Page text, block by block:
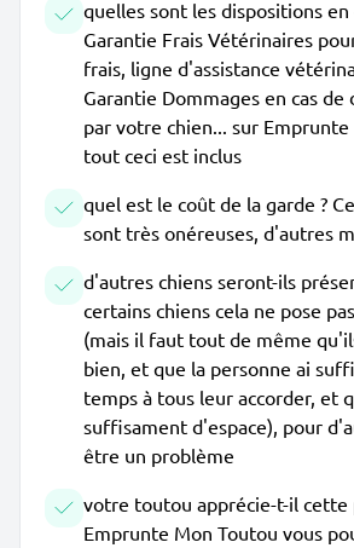
quelles sont les dispositions en
Garantie Frais Vétérinaires
frais, ligne d'assistance
Garantie Dommages en cas de
par votre chien... sur
tout ceci est inclus
quel est le coût de la garde ?
sont très onéreuses, d'autres
d'autres chiens seront-ils
certains chiens cela ne pose
(mais il faut tout de même
bien, et que la personne ai
temps à tous leur accorder, et
suffisament d'espace), pour
être un problème
votre toutou apprécie-t-il cette
Emprunte Mon Toutou vous